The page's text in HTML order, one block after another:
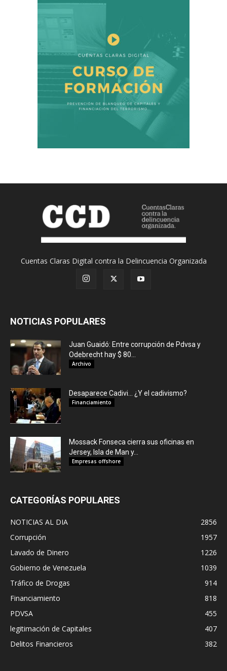
Cuentas Claras Digital contra la Delincuencia Organizada
NOTICIAS POPULARES
Juan Guaidó: Entre corrupción de Pdvsa y
Odebrecht hay $ 80...
Archivo
Desaparece Cadivi… ¿Y el cadivismo?
Financiamiento
Mossack Fonseca cierra sus oficinas en
Jersey, Isla de Man y...
Empresas offshore
CATEGORÍAS POPULARES
NOTICIAS AL DIA
2856
Corrupción
1957
Lavado de Dinero
1226
Gobierno de Venezuela
1039
Tráfico de Drogas
914
Financiamiento
818
PDVSA
455
legitimación de Capitales
407
Delitos Financieros
382